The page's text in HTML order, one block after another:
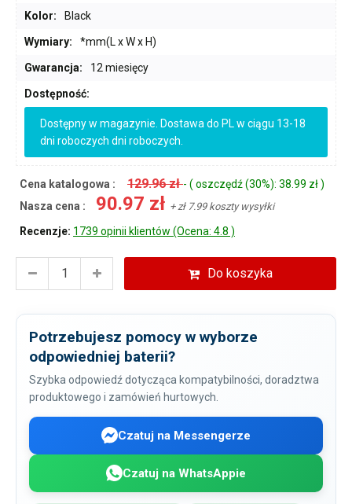
Kolor: Black
Wymiary: *mm(L x W x H)
Gwarancja: 12 miesięcy
Dostępność:
Dostępny w magazynie. Dostawa do PL w ciągu 13-18
dni roboczych dni roboczych.
Cena katalogowa : 129.96 zł- ( oszczędź (30%): 38.99 zł )
Nasza cena :
90.97 zł + zł 7.99 koszty wysyłki
Recenzje: 1739 opinii klientów (Ocena: 4.8 )
Do koszyka
Potrzebujesz pomocy w wyborze
odpowiedniej baterii?
Szybka odpowiedź dotycząca kompatybilności, doradztwa
produktowego i zamówień hurtowych.
Czatuj na Messengerze
Czatuj na WhatsAppie